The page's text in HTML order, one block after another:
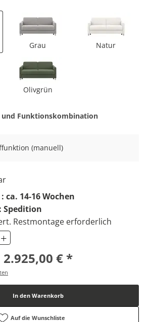
Grau Natur
Olivgrün
und Funktionskombination
(manuell)
ca. 14-16 Wochen
Spedition
Restmontage erforderlich
+
2.925,00 € *
In den Warenkorb
Auf die Wunschliste